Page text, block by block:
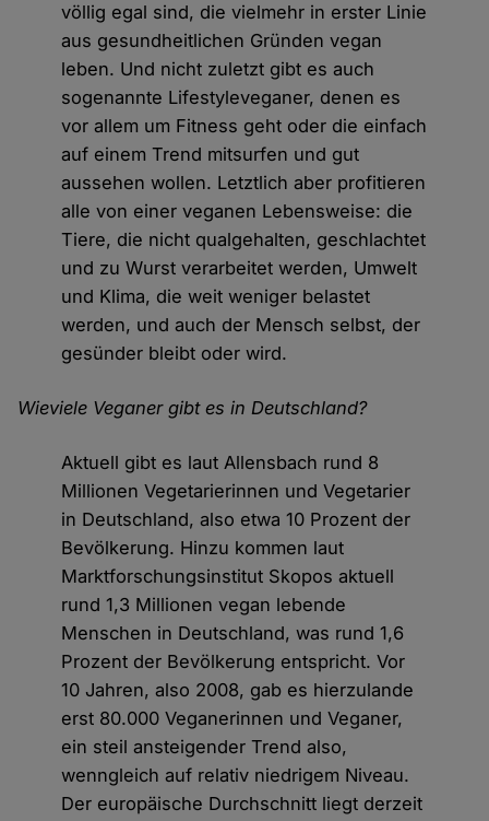
völlig egal sind, die vielmehr in erster Linie
aus gesundheitlichen Gründen vegan
leben. Und nicht zuletzt gibt es auch
sogenannte Lifestyleveganer, denen es
vor allem um Fitness geht oder die einfach
auf einem Trend mitsurfen und gut
aussehen wollen. Letztlich aber profitieren
alle von einer veganen Lebensweise: die
Tiere, die nicht qualgehalten, geschlachtet
und zu Wurst verarbeitet werden, Umwelt
und Klima, die weit weniger belastet
werden, und auch der Mensch selbst, der
gesünder bleibt oder wird.
Wieviele Veganer gibt es in Deutschland?
Aktuell gibt es laut Allensbach rund 8
Millionen Vegetarierinnen und Vegetarier
in Deutschland, also etwa 10 Prozent der
Bevölkerung. Hinzu kommen laut
Marktforschungsinstitut Skopos aktuell
rund 1,3 Millionen vegan lebende
Menschen in Deutschland, was rund 1,6
Prozent der Bevölkerung entspricht. Vor
10 Jahren, also 2008, gab es hierzulande
erst 80.000 Veganerinnen und Veganer,
ein steil ansteigender Trend also,
wenngleich auf relativ niedrigem Niveau.
Der europäische Durchschnitt liegt derzeit